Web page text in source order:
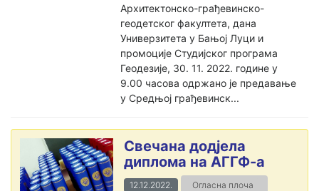
Архитектонско-грађевинско-
геодетског факултета, дана
Универзитета у Бањој Луци и
промоције Студијског програма
Геодезије, 30. 11. 2022. године у
9.00 часова одржано је предавање
у Средњој грађевинск...
Свечана додјела
диплома на АГГФ-а
12.12.2022.
Огласна плоча